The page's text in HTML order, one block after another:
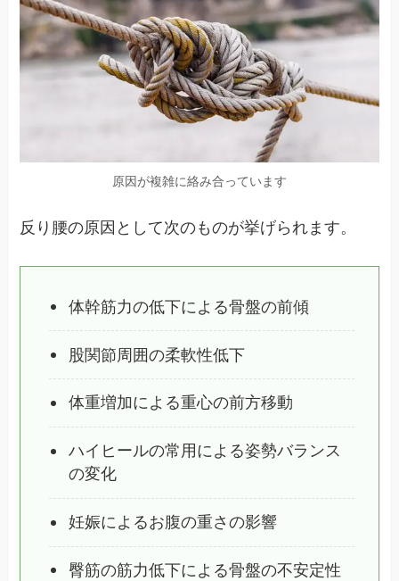
原因が複雑に絡み合っています
反り腰の原因として次のものが挙げられます。
体幹筋力の低下による骨盤の前傾
股関節周囲の柔軟性低下
体重増加による重心の前方移動
ハイヒールの常用による姿勢バランス
の変化
妊娠によるお腹の重さの影響
臀筋の筋力低下による骨盤の不安定性